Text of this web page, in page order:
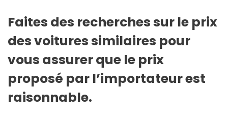
Faites des recherches sur le prix
des voitures similaires pour
vous assurer que le prix
proposé par l’importateur est
raisonnable.